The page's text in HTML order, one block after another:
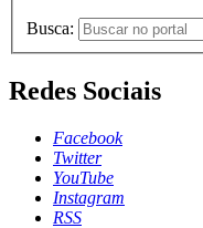
Busca:
Redes Sociais
Facebook
Twitter
YouTube
Instagram
RSS